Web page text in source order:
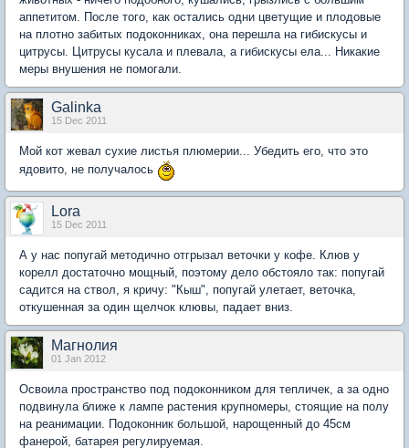
аппетитом. После того, как остались одни цветущие и плодовые
на плотно забитых подоконниках, она перешла на гибискусы и
цитрусы. Цитрусы кусала и плевала, а гибискусы ела... Никакие
меры внушения не помогали.
Galinka
15 Dec 2011
Мой кот жевал сухие листья плюмерии... Убедить его, что это
ядовито, не получалось
Lora
15 Dec 2011
А у нас попугай методично отгрызал веточки у кофе. Клюв у
корелл достаточно мощный, поэтому дело обстояло так: попугай
садится на ствол, я кричу: "Кыш", попугай улетает, веточка,
откушенная за один щелчок клювы, падает вниз.
Магнолия
01 Jan 2012
Освоила пространство под подоконником для тепличек, а за одно
подвинула ближе к лампе растения крупномеры, стоящие на полу
на реанимации. Подоконник большой, нарощенный до 45см
фанерой, батарея регулируемая.